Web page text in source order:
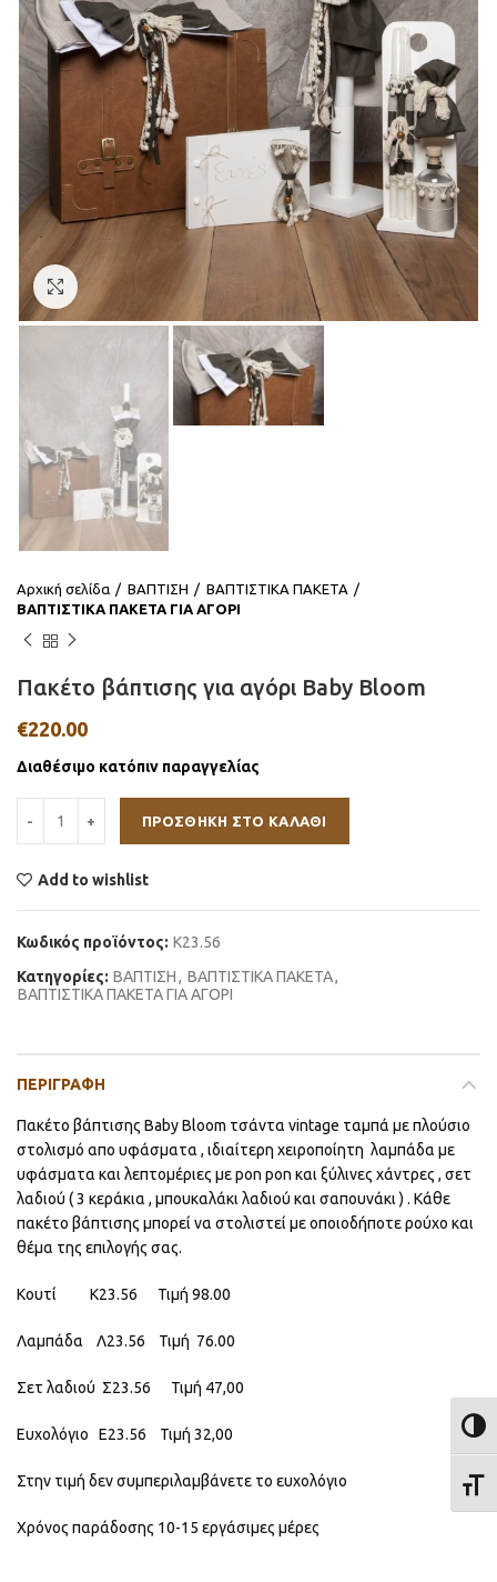
Αρχική σελίδα ΒΑΠΤΙΣΗ
ΒΑΠΤΙΣΤΙΚΑ ΠΑΚΕΤΑ
ΒΑΠΤΙΣΤΙΚΑ ΠΑΚΕΤΑ ΓΙΑ ΑΓΟΡΙ
Πακέτο βάπτισης για αγόρι Baby Bloom
€220.00
Διαθέσιμο κατόπιν παραγγελίας
ΠΡΟΣΘΉΚΗ ΣΤΟ ΚΑΛΆΘΙ
Add to wishlist
Κωδικός προϊόντος: K23.56
Κατηγορίες: ΒΑΠΤΙΣΗ, ΒΑΠΤΙΣΤΙΚΑ ΠΑΚΕΤΑ,
ΒΑΠΤΙΣΤΙΚΑ ΠΑΚΕΤΑ ΓΙΑ ΑΓΟΡΙ
ΠΕΡΙΓΡΑΦΉ
Πακέτο βάπτισης Baby Bloom τσάντα vintage ταμπά με πλούσιο
στολισμό απο υφάσματα , ιδιαίτερη χειροποίητη λαμπάδα με
υφάσματα και λεπτομέριες με pon pon και ξύλινες χάντρες , σετ
λαδιού ( 3 κεράκια , μπουκαλάκι λαδιού και σαπουνάκι ) . Κάθε
πακέτο βάπτισης μπορεί να στολιστεί με οποιοδήποτε ρούχο και
θέμα της επιλογής σας.
Κουτί Κ23.56 Τιμή 98.00
Λαμπάδα Λ23.56 Τιμή 76.00
Σετ λαδιού Σ23.56 Τιμή 47,00
Ευχολόγιο Ε23.56 Τιμή 32,00
Στην τιμή δεν συμπεριλαμβάνετε το ευχολόγιο
Χρόνος παράδοσης 10-15 εργάσιμες μέρες